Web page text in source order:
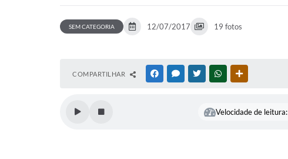
SEM CATEGORIA 12/07/2017 19 fotos
COMPARTILHAR FACEBOOKMESSENGER
TWITTERWHATSAPP
Velocidade de leitura: